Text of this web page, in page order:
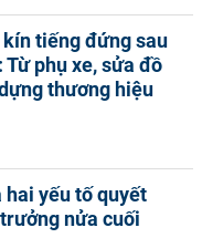
kín tiếng đứng sau
phụ xe, sửa đồ
thương hiệu
hai yếu tố quyết
nửa cuối